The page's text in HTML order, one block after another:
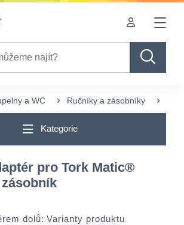
produktem
a WC Ručníky a zásobníky
Kategorie
pro Tork Matic®
dolů: Varianty produktu